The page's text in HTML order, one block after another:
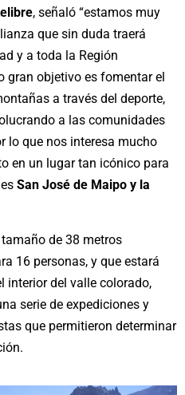
, señaló “estamos muy
que sin duda traerá
y a toda la Región
gran objetivo es fomentar el
a través del deporte,
a las comunidades
lo que nos interesa mucho
en un lugar tan icónico para
San José de Maipo y la
de 38 metros
16 personas, y que estará
interior del valle colorado,
serie de expediciones y
que permitieron determinar